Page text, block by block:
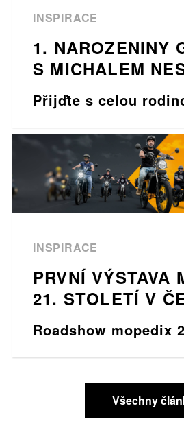
INSPIRACE
1. NAROZENINY
S MICHALEM
Přijďte s celou
INSPIRACE
PRVNÍ VÝSTAVA
21. STOLETÍ V
Roadshow mopedix
Všechny